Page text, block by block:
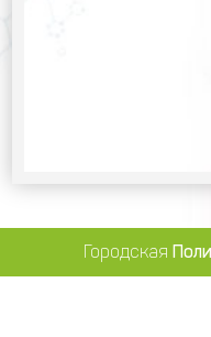
Городская